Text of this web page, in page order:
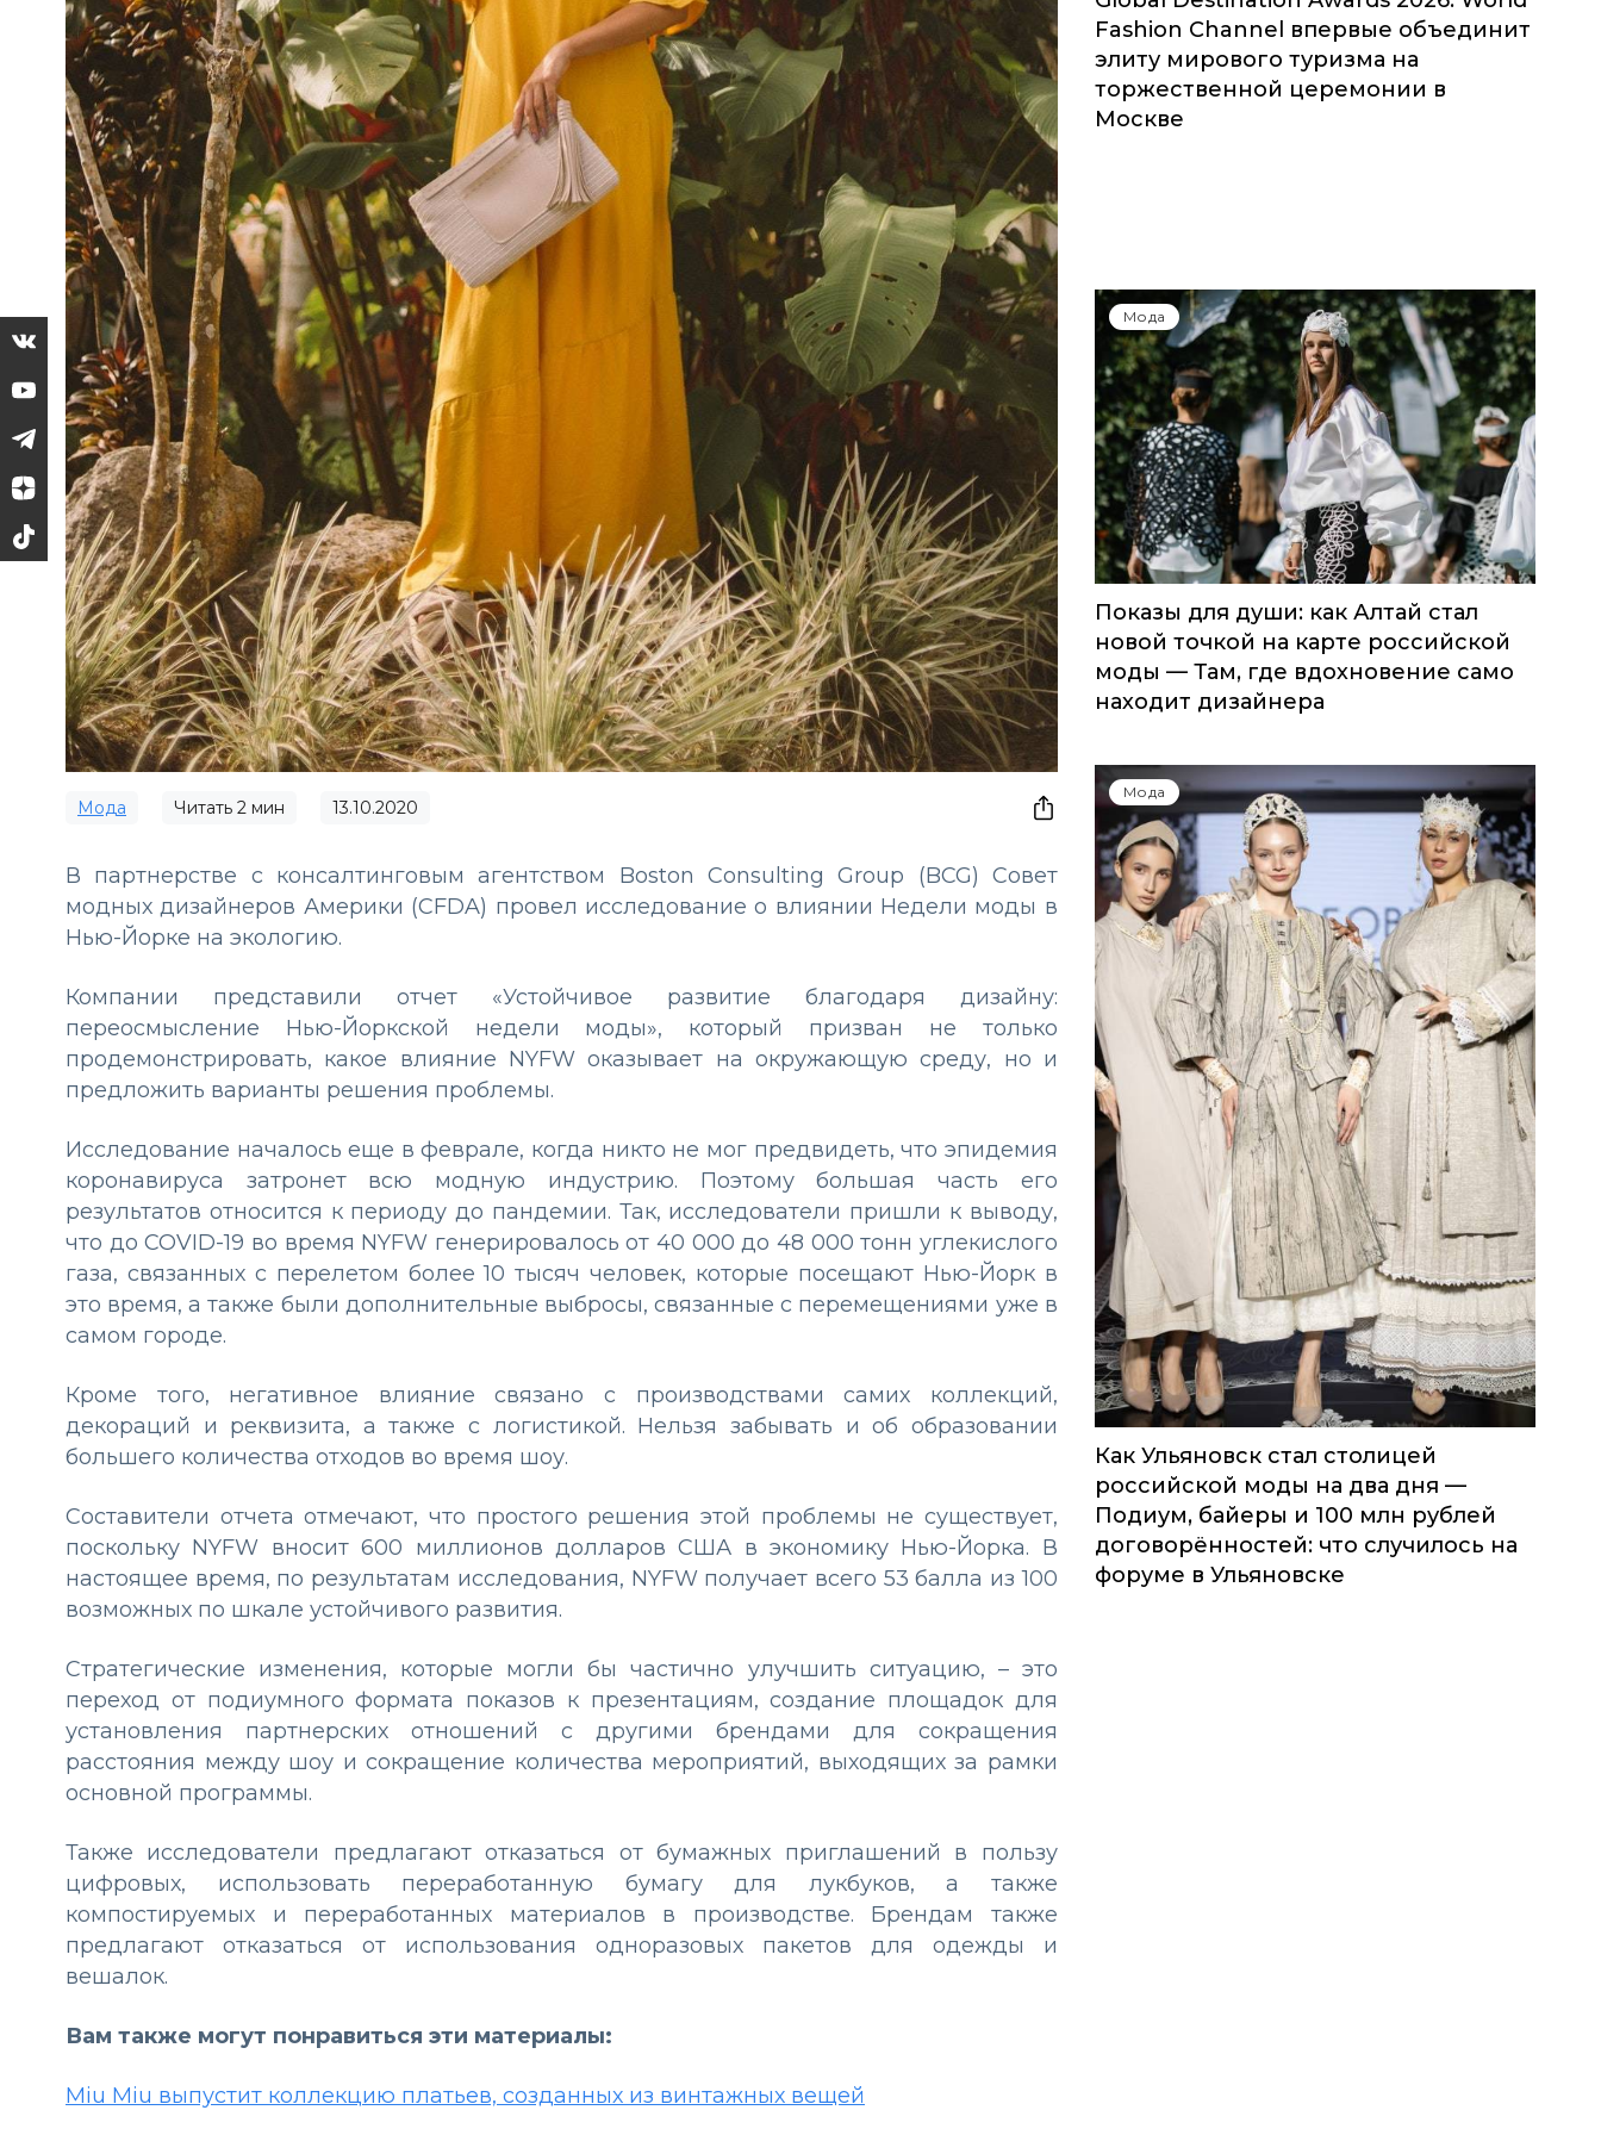
Мода Читать 2 мин 13.10.2020
В партнерстве с консалтинговым агентством Boston Consulting Group (BCG) Совет
модных дизайнеров Америки (CFDA) провел исследование о влиянии Недели моды в
Нью-Йорке на экологию.
Компании представили отчет «Устойчивое развитие благодаря дизайну:
переосмысление Нью-Йоркской недели моды», который призван не только
продемонстрировать, какое влияние NYFW оказывает на окружающую среду, но и
предложить варианты решения проблемы.
Исследование началось еще в феврале, когда никто не мог предвидеть, что эпидемия
коронавируса затронет всю модную индустрию. Поэтому большая часть его
результатов относится к периоду до пандемии. Так, исследователи пришли к выводу,
что до COVID-19 во время NYFW генерировалось от 40 000 до 48 000 тонн углекислого
газа, связанных с перелетом более 10 тысяч человек, которые посещают Нью-Йорк в
это время, а также были дополнительные выбросы, связанные с перемещениями уже в
самом городе.
Кроме того, негативное влияние связано с производствами самих коллекций,
декораций и реквизита, а также с логистикой. Нельзя забывать и об образовании
большего количества отходов во время шоу.
Составители отчета отмечают, что простого решения этой проблемы не существует,
поскольку NYFW вносит 600 миллионов долларов США в экономику Нью-Йорка. В
настоящее время, по результатам исследования, NYFW получает всего 53 балла из 100
возможных по шкале устойчивого развития.
Стратегические изменения, которые могли бы частично улучшить ситуацию, – это
переход от подиумного формата показов к презентациям, создание площадок для
установления партнерских отношений с другими брендами для сокращения
расстояния между шоу и сокращение количества мероприятий, выходящих за рамки
основной программы.
Также исследователи предлагают отказаться от бумажных приглашений в пользу
цифровых, использовать переработанную бумагу для лукбуков, а также
компостируемых и переработанных материалов в производстве. Брендам также
предлагают отказаться от использования одноразовых пакетов для одежды и
вешалок.
Вам также могут понравиться эти материалы:
Miu Miu выпустит коллекцию платьев, созданных из винтажных вещей
Fashion Channel впервые объединит
элиту мирового туризма на
торжественной церемонии в
Москве
Мода
Показы для души: как Алтай стал
новой точкой на карте российской
моды — Там, где вдохновение само
находит дизайнера
Мода
Как Ульяновск стал столицей
российской моды на два дня —
Подиум, байеры и 100 млн рублей
договорённостей: что случилось на
форуме в Ульяновске